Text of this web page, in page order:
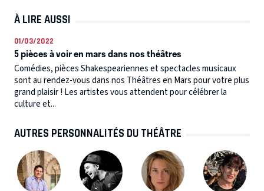
À LIRE AUSSI
01/03/2022
5 pièces à voir en mars dans nos théâtres
Comédies, pièces Shakespeariennes et spectacles musicaux
sont au rendez-vous dans nos Théâtres en Mars pour votre plus
grand plaisir ! Les artistes vous attendent pour célébrer la
culture et...
AUTRES PERSONNALITÉS DU THÉÂTRE